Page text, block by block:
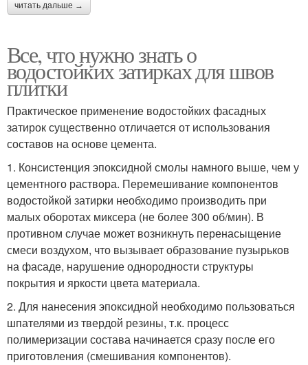
читать дальше →
Все, что нужно знать о
водостойких затирках для швов
плитки
Практическое применение водостойких фасадных
затирок существенно отличается от использования
составов на основе цемента.
1. Консистенция эпоксидной смолы намного выше, чем у
цементного раствора. Перемешивание компонентов
водостойкой затирки необходимо производить при
малых оборотах миксера (не более 300 об/мин). В
противном случае может возникнуть перенасыщение
смеси воздухом, что вызывает образование пузырьков
на фасаде, нарушение однородности структуры
покрытия и яркости цвета материала.
2. Для нанесения эпоксидной необходимо пользоваться
шпателями из твердой резины, т.к. процесс
полимеризации состава начинается сразу после его
приготовления (смешивания компонентов).